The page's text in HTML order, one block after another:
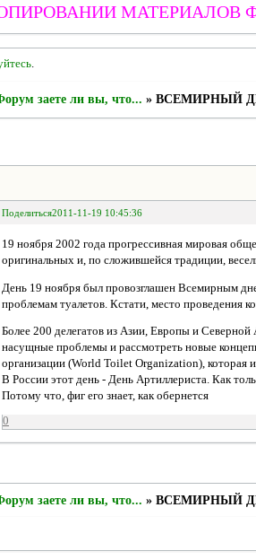
МАТЕРИАЛОВ
.
заете ли вы, что... » ВСЕМИРНЫЙ
Поделиться2011-11-19 10:45:36
19 ноября 2002 года прогрессивная мировая
оригинальных и, по сложившейся традиции,
День 19 ноября был провозглашен Всемирным
проблемам туалетов. Кстати, место проведения
Более 200 делегатов из Азии, Европы и
насущные проблемы и рассмотреть новые
организации (World Toilet Organization), которая
В России этот день - День Артиллериста. Как
Потому что, фиг его знает, как обернется
0
заете ли вы, что... » ВСЕМИРНЫЙ